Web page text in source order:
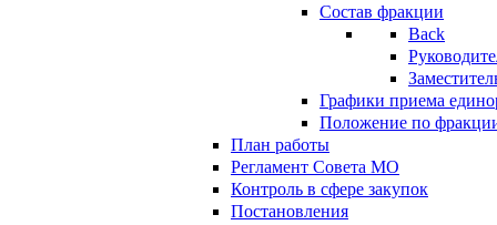
Состав фракции
Back
Графики приема
Положение по
План работы
Регламент Совета МО
Контроль в сфере закупок
Постановления